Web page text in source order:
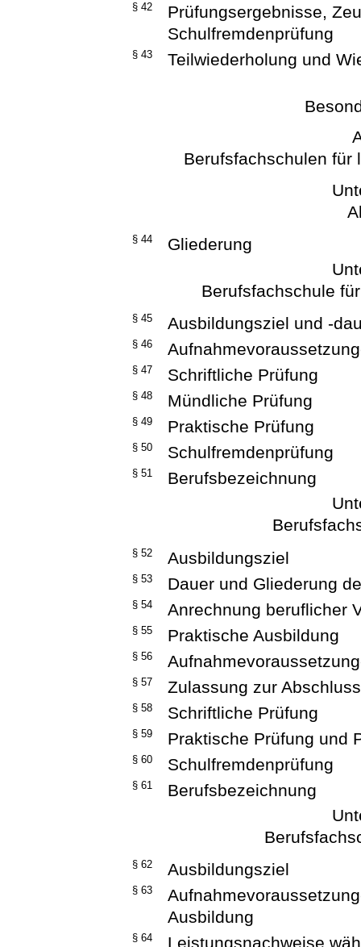
§ 42
Prüfungsergebnisse,
Schulfremdenprüfung
§ 43 Teilwiederholung und
Berufsfachschulen für
§ 44
Gliederung
Berufsfachschule
§ 45 Ausbildungsziel und -
§ 46
§ 47 Schriftliche Prüfung
§ 48 Mündliche Prüfung
§ 49 Praktische Prüfung
§ 50 Schulfremdenprüfung
§ 51
Berufsbezeichnung
§ 52 Ausbildungsziel
§ 53 Dauer und Gliederung
§ 54 Anrechnung beruflicher
§ 55 Praktische Ausbildung
§ 56
§ 57 Zulassung zur
§ 58 Schriftliche Prüfung
§ 59 Praktische Prüfung und
§ 60 Schulfremdenprüfung
§ 61
Berufsbezeichnung
§ 62 Ausbildungsziel
§ 63
Ausbildung
§ 64 Leistungsnachweise